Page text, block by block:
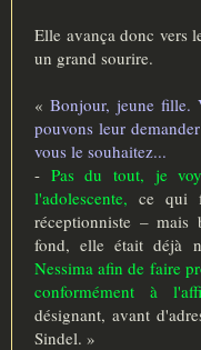
Elle avança donc vers
un grand sourire.
« Bonjour, jeune fille.
pouvons leur
vous le souhaitez...
- Pas du tout, je
l'adolescente, ce qui
réceptionniste –
fond, elle était déjà
Nessima afin de faire
conformément à
désignant, avant
Sindel. »